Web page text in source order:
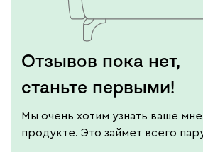
Отзывов пока нет,
станьте первыми!
Мы очень хотим узнать ваше
продукте. Это займет всего